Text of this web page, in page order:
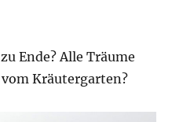
Ende? Alle Träume
Kräutergarten?